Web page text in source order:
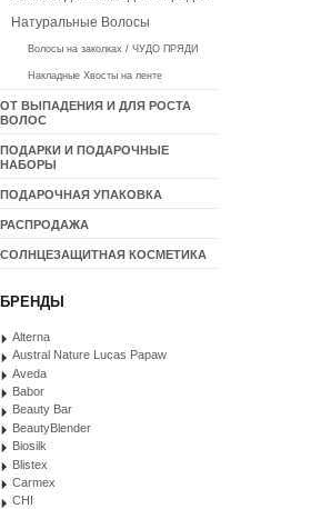
Натуральные Волосы
Волосы на заколках / ЧУДО ПРЯДИ
Накладные Хвосты на ленте
ОТ ВЫПАДЕНИЯ И ДЛЯ РОСТА
ВОЛОС
ПОДАРКИ И ПОДАРОЧНЫЕ
НАБОРЫ
ПОДАРОЧНАЯ УПАКОВКА
РАСПРОДАЖА
СОЛНЦЕЗАЩИТНАЯ КОСМЕТИКА
БРЕНДЫ
Alterna
Austral Nature Lucas Papaw
Aveda
Babor
Beauty Bar
BeautyBlender
Biosilk
Blistex
Carmex
CHI